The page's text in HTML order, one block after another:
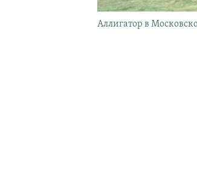
Аллигатор в